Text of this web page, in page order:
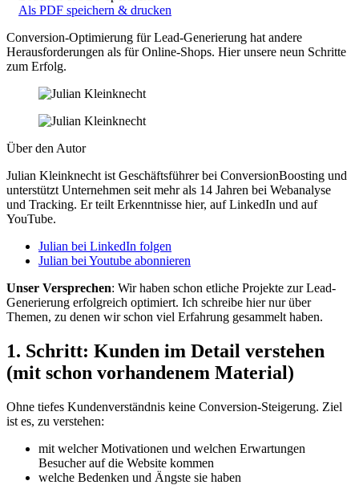
Als PDF speichern & drucken
Conversion-Optimierung für Lead-Generierung hat andere
Herausforderungen als für Online-Shops. Hier unsere neun Schritte
zum Erfolg.
Über den Autor
Julian Kleinknecht ist Geschäftsführer bei ConversionBoosting und
unterstützt Unternehmen seit mehr als 14 Jahren bei Webanalyse
und Tracking. Er teilt Erkenntnisse hier, auf LinkedIn und auf
YouTube.
Julian bei LinkedIn folgen
Julian bei Youtube abonnieren
Unser Versprechen: Wir haben schon etliche Projekte zur Lead-
Generierung erfolgreich optimiert. Ich schreibe hier nur über
Themen, zu denen wir schon viel Erfahrung gesammelt haben.
1. Schritt: Kunden im Detail verstehen
(mit schon vorhandenem Material)
Ohne tiefes Kundenverständnis keine Conversion-Steigerung. Ziel
ist es, zu verstehen:
mit welcher Motivationen und welchen Erwartungen
Besucher auf die Website kommen
welche Bedenken und Ängste sie haben